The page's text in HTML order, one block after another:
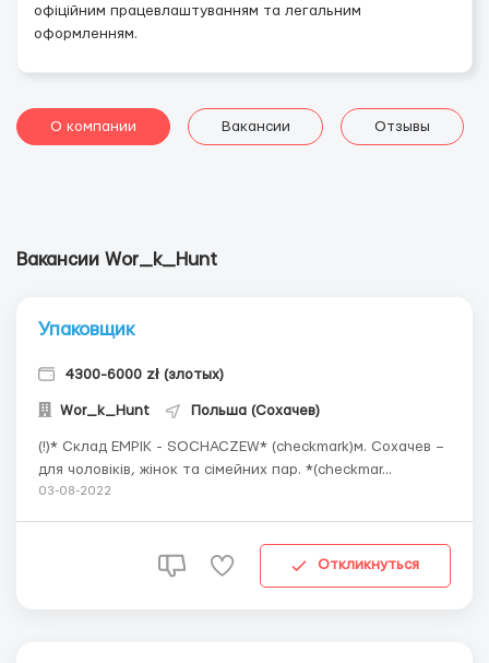
офіційним працевлаштуванням та легальним
оформленням.
О компании Вакансии Отзывы
Вакансии Wor_k_Hunt
Упаковщик
4300-6000 zł (злотых)
Wor_k_Hunt Польша (Сохачев)
(!)* Склад EMPIK - SOCHACZEW* (checkmark)м. Сохачев –
для чоловіків, жінок та сімейних пар. *(checkmar...
03-08-2022
Откликнуться